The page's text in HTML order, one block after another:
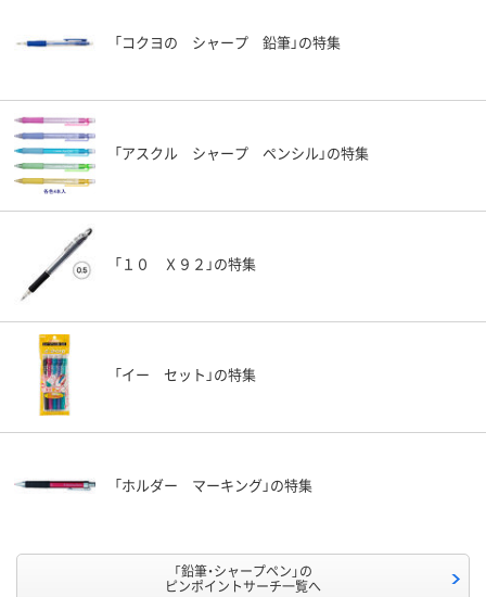
「コクヨの シャープ 鉛筆」の特集
「アスクル シャープ ペンシル」の特集
「１０ Ｘ９２」の特集
「イー セット」の特集
「ホルダー マーキング」の特集
「鉛筆・シャープペン」の
ピンポイントサーチ一覧へ